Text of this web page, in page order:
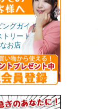
ングガイド
トリート
お店